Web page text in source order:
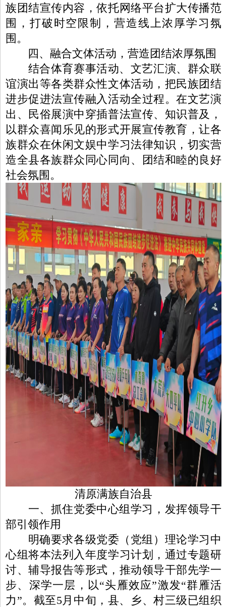
族团结宣传内容，依托网络平台扩大传播范
围，打破时空限制，营造线上浓厚学习氛
围。
四、融合文体活动，营造团结浓厚氛围
结合体育赛事活动、文艺汇演、群众联
谊演出等各类群众性文体活动，把民族团结
进步促进法宣传融入活动全过程。在文艺演
出、民俗展演中穿插普法宣传、知识普及，
以群众喜闻乐见的形式开展宣传教育，让各
族群众在休闲文娱中学习法律知识，切实营
造全县各族群众同心同向、团结和睦的良好
社会氛围。
清原满族自治县
一、抓住党委中心组学习，发挥领导干
部引领作用
明确要求各级党委（党组）理论学习中
心组将本法列入年度学习计划，通过专题研
讨、辅导报告等形式，推动领导干部先学一
步、深学一层，以“头雁效应”激发“群雁活
力”。截至5月中旬，县、乡、村三级已组织